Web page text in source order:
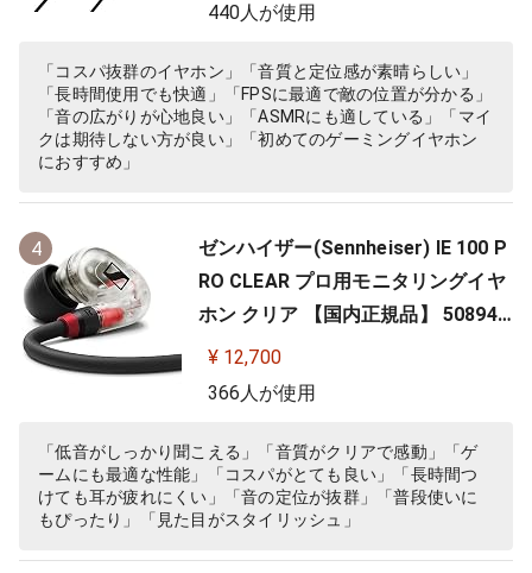
440人が使用
「コスパ抜群のイヤホン」「音質と定位感が素晴らしい」
「長時間使用でも快適」「FPSに最適で敵の位置が分かる」
「音の広がりが心地良い」「ASMRにも適している」「マイ
クは期待しない方が良い」「初めてのゲーミングイヤホン
におすすめ」
4
ゼンハイザー(Sennheiser) IE 100 P
RO CLEAR プロ用モニタリングイヤ
ホン クリア 【国内正規品】 508941
カナル型 有線イヤホン
¥ 12,700
366人が使用
「低音がしっかり聞こえる」「音質がクリアで感動」「ゲ
ームにも最適な性能」「コスパがとても良い」「長時間つ
けても耳が疲れにくい」「音の定位が抜群」「普段使いに
もぴったり」「見た目がスタイリッシュ」